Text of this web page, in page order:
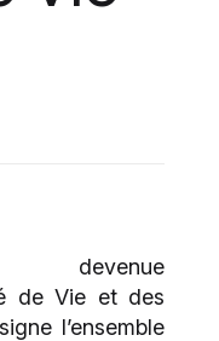
de Vie et des
l’ensemble